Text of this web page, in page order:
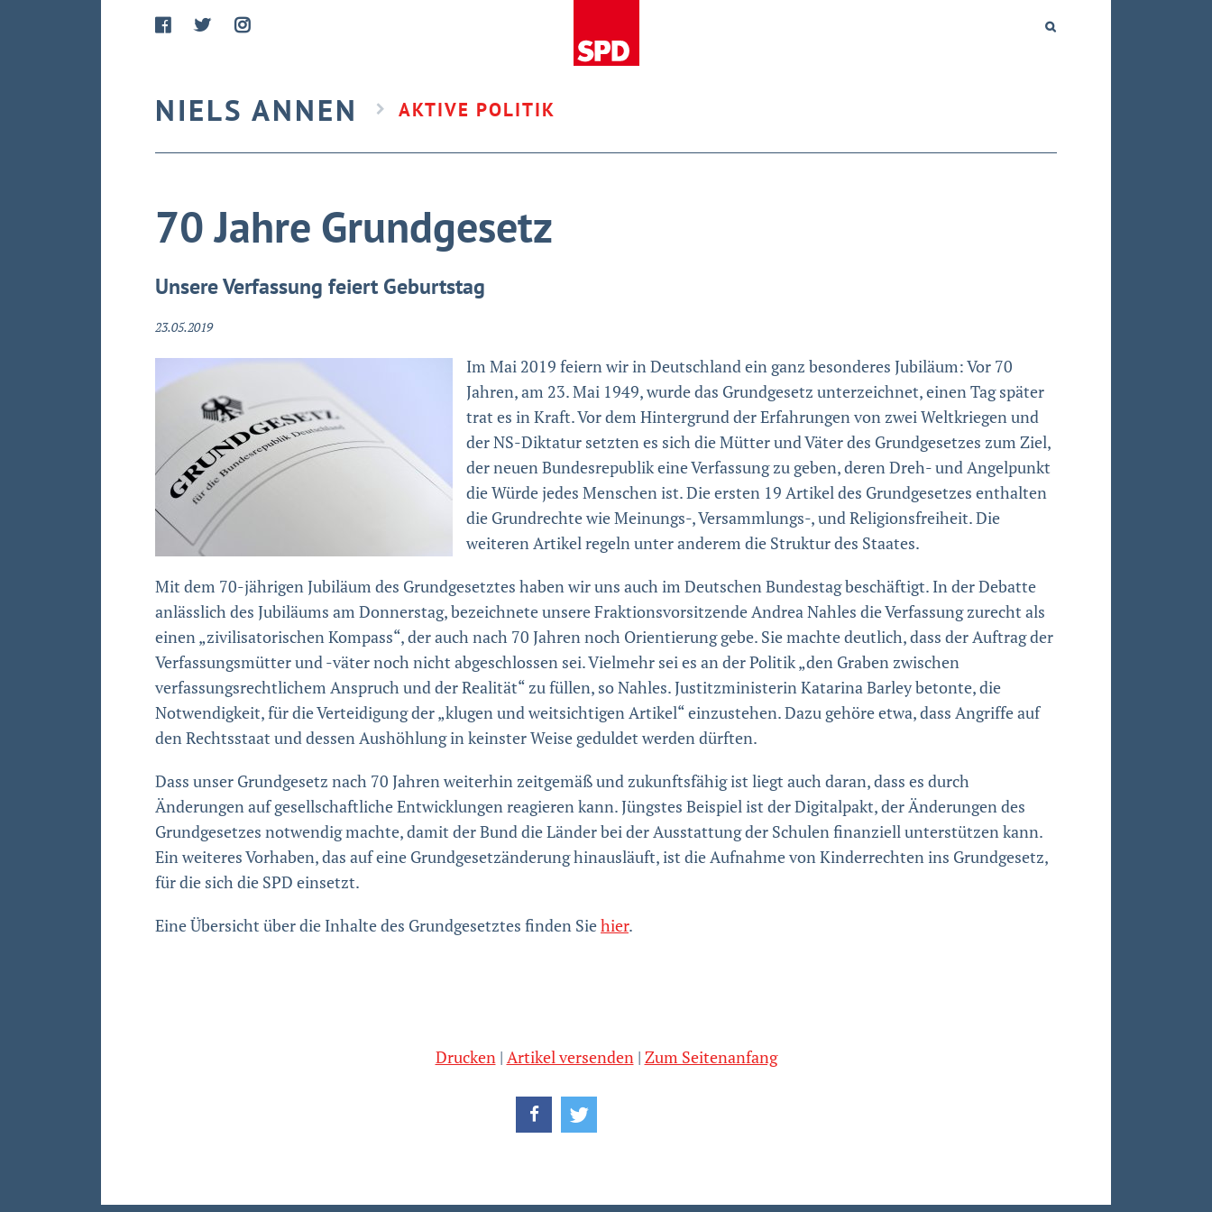
NIELS ANNEN AKTIVE POLITIK
70 Jahre Grundgesetz
Unsere Verfassung feiert Geburtstag
23.05.2019
Im Mai 2019 feiern wir in Deutschland ein ganz besonderes Jubiläum: Vor 70
Jahren, am 23. Mai 1949, wurde das Grundgesetz unterzeichnet, einen Tag später
trat es in Kraft. Vor dem Hintergrund der Erfahrungen von zwei Weltkriegen und
der NS-Diktatur setzten es sich die Mütter und Väter des Grundgesetzes zum Ziel,
der neuen Bundesrepublik eine Verfassung zu geben, deren Dreh- und Angelpunkt
die Würde jedes Menschen ist. Die ersten 19 Artikel des Grundgesetzes enthalten
die Grundrechte wie Meinungs-, Versammlungs-, und Religionsfreiheit. Die
weiteren Artikel regeln unter anderem die Struktur des Staates.
Mit dem 70-jährigen Jubiläum des Grundgesetztes haben wir uns auch im Deutschen Bundestag beschäftigt. In der Debatte
anlässlich des Jubiläums am Donnerstag, bezeichnete unsere Fraktionsvorsitzende Andrea Nahles die Verfassung zurecht als
einen „zivilisatorischen Kompass“, der auch nach 70 Jahren noch Orientierung gebe. Sie machte deutlich, dass der Auftrag der
Verfassungsmütter und -väter noch nicht abgeschlossen sei. Vielmehr sei es an der Politik „den Graben zwischen
verfassungsrechtlichem Anspruch und der Realität“ zu füllen, so Nahles. Justitzministerin Katarina Barley betonte, die
Notwendigkeit, für die Verteidigung der „klugen und weitsichtigen Artikel“ einzustehen. Dazu gehöre etwa, dass Angriffe auf
den Rechtsstaat und dessen Aushöhlung in keinster Weise geduldet werden dürften.
Dass unser Grundgesetz nach 70 Jahren weiterhin zeitgemäß und zukunftsfähig ist liegt auch daran, dass es durch
Änderungen auf gesellschaftliche Entwicklungen reagieren kann. Jüngstes Beispiel ist der Digitalpakt, der Änderungen des
Grundgesetzes notwendig machte, damit der Bund die Länder bei der Ausstattung der Schulen finanziell unterstützen kann.
Ein weiteres Vorhaben, das auf eine Grundgesetzänderung hinausläuft, ist die Aufnahme von Kinderrechten ins Grundgesetz,
für die sich die SPD einsetzt.
Eine Übersicht über die Inhalte des Grundgesetztes finden Siehier.
Drucken Artikel versenden Zum Seitenanfang